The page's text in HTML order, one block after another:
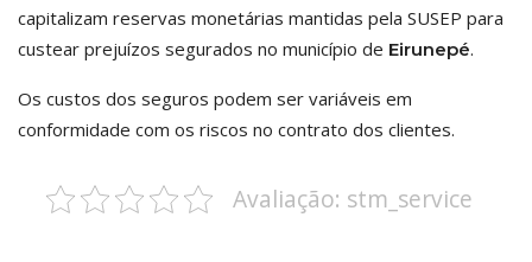
capitalizam reservas monetárias mantidas pela SUSEP para
custear prejuízos segurados no município de Eirunepé.
Os custos dos seguros podem ser variáveis em
conformidade com os riscos no contrato dos clientes.
Avaliação: stm_service